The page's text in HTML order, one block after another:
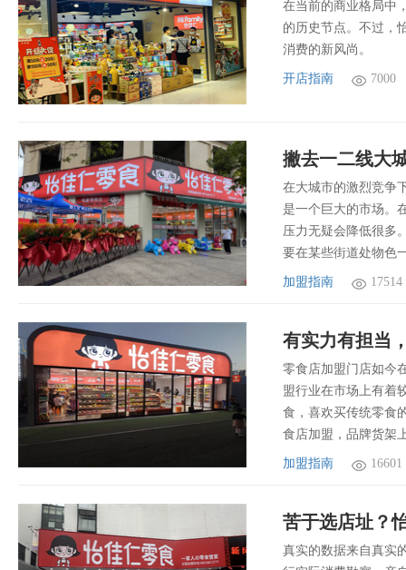
在当前的商业格局中
的历史节点。不过，
消费的新风尚。
开店指南 7000
在大城市的激烈竞争
是一个巨大的市场。
压力无疑会降低很多
要在某些街道处物色
加盟指南 17514
有实力有担当
零食店加盟门店如今
盟行业在市场上有着
食，喜欢买传统零食
食店加盟，品牌货架
加盟指南 16601
苦于选店址？
真实的数据来自真实